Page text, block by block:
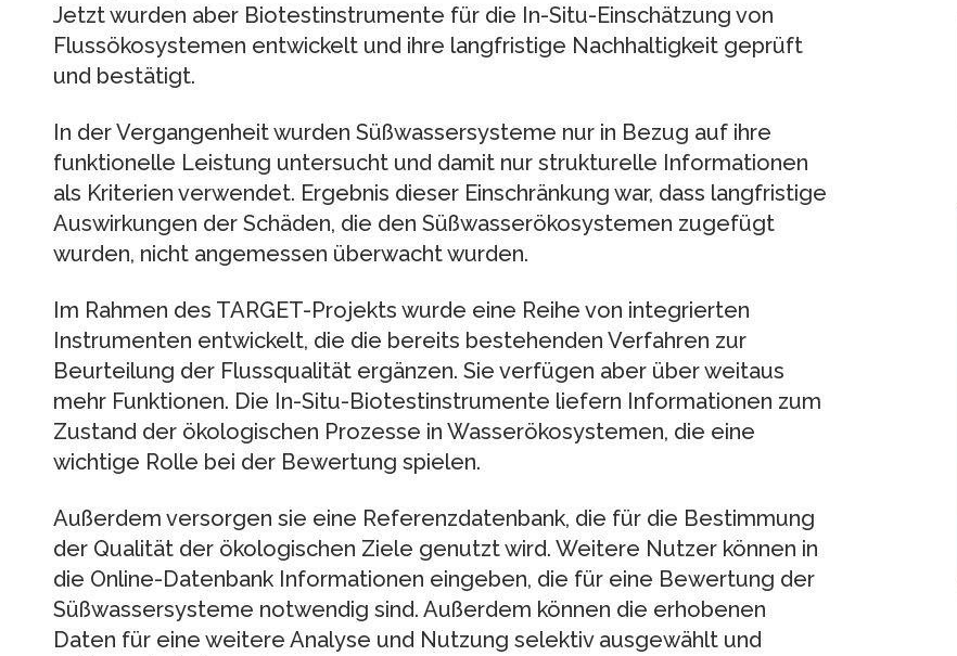
Jetzt wurden aber Biotestinstrumente für die In-Situ-Einschätzung von
Flussökosystemen entwickelt und ihre langfristige Nachhaltigkeit geprüft
und bestätigt.
In der Vergangenheit wurden Süßwassersysteme nur in Bezug auf ihre
funktionelle Leistung untersucht und damit nur strukturelle Informationen
als Kriterien verwendet. Ergebnis dieser Einschränkung war, dass langfristige
Auswirkungen der Schäden, die den Süßwasserökosystemen zugefügt
wurden, nicht angemessen überwacht wurden.
Im Rahmen des TARGET-Projekts wurde eine Reihe von integrierten
Instrumenten entwickelt, die die bereits bestehenden Verfahren zur
Beurteilung der Flussqualität ergänzen. Sie verfügen aber über weitaus
mehr Funktionen. Die In-Situ-Biotestinstrumente liefern Informationen zum
Zustand der ökologischen Prozesse in Wasserökosystemen, die eine
wichtige Rolle bei der Bewertung spielen.
Außerdem versorgen sie eine Referenzdatenbank, die für die Bestimmung
der Qualität der ökologischen Ziele genutzt wird. Weitere Nutzer können in
die Online-Datenbank Informationen eingeben, die für eine Bewertung der
Süßwassersysteme notwendig sind. Außerdem können die erhobenen
Daten für eine weitere Analyse und Nutzung selektiv ausgewählt und